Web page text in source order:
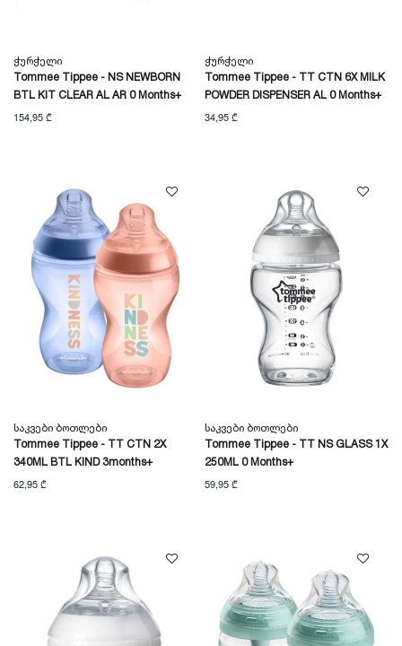
Ჭურჭელი
Tommee Tippee - NS NEWBORN
BTL KIT CLEAR AL AR 0 Months+
154,95 ₾
Ჭურჭელი
Tommee Tippee - TT CTN 6X MILK
POWDER DISPENSER AL 0 Months+
34,95 ₾
Საკვები Ბოთლები
Tommee Tippee - TT CTN 2X
340ML BTL KIND 3months+
62,95 ₾
Საკვები Ბოთლები
Tommee Tippee - TT NS GLASS 1X
250ML 0 Months+
59,95 ₾